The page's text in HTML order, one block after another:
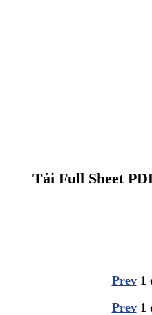
Tải Full Sheet
Prev 1
Prev 1